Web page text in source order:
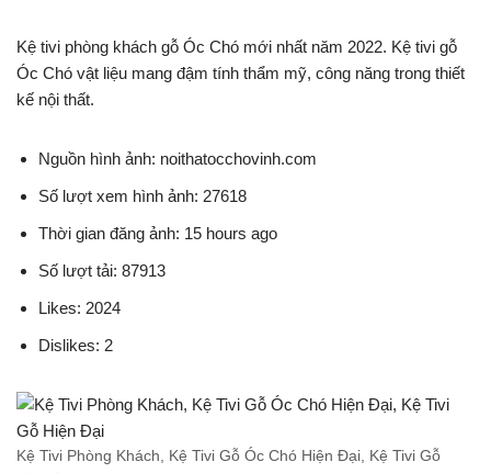
Kệ tivi phòng khách gỗ Óc Chó mới nhất năm 2022. Kệ tivi gỗ
Óc Chó vật liệu mang đậm tính thẩm mỹ, công năng trong thiết
kế nội thất.
Nguồn hình ảnh: noithatocchovinh.com
Số lượt xem hình ảnh: 27618
Thời gian đăng ảnh: 15 hours ago
Số lượt tải: 87913
Likes: 2024
Dislikes: 2
Kệ Tivi Phòng Khách, Kệ Tivi Gỗ Óc Chó Hiện Đại, Kệ Tivi Gỗ